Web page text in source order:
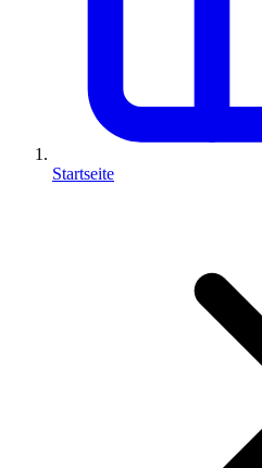
Startseite